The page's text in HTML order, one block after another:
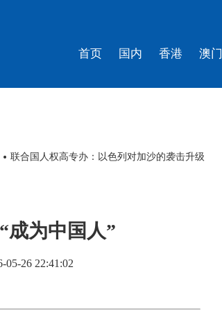
首页 国内 香港 澳门
联合国人权高专办：以色列对加沙的袭击升级
成为中国人”
26 22:41:02